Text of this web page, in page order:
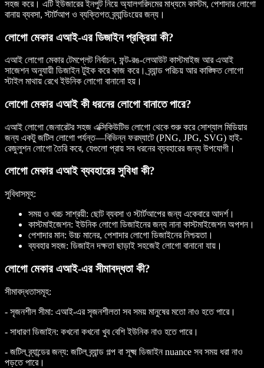
সহজ করে। এটি ইউজারের ইনপুট নিয়ে অ্যালগরিদমের মাধ্যমে কাস্টম, পেশাদার লোগো
বানায় ব্যবসা, স্টার্টআপ ও ব্যক্তিগত ব্র্যান্ডিংয়ের জন্য।
লোগো মেকার এআই-এর ডিজাইন প্রক্রিয়া কী?
এআই লোগো মেকার টেমপ্লেট নির্বাচন, ফন্ট-রঙ-লেআউট কাস্টমাইজ আর এআই
সাজেশন অনুযায়ী ডিজাইন টুইক করে কাজ করে। ব্র্যান্ড পরিচয় আর কাঙ্ক্ষিত লোগো
স্টাইল মাথায় রেখে ইউনিক লোগো বানানো হয়।
লোগো মেকার এআই কী ধরনের লোগো বানাতে পারে?
এআই লোগো জেনারেটর সহজ এক্সিকিউটিভ লোগো থেকে শুরু করে সোশ্যাল মিডিয়ার
জন্য একটু জটিল লোগো পর্যন্ত—বিভিন্ন ফরম্যাটে (PNG, JPG, SVG) হাই-
রেজুলুশন লোগো তৈরি করে, যেগুলো প্রায় সব ধরনের ব্যবহারের জন্য উপযোগী।
লোগো মেকার এআই ব্যবহারের সুবিধা কী?
সুবিধাসমূহ:
সময় ও খরচ সাশ্রয়ী: ছোট ব্যবসা ও স্টার্টআপের জন্য একেবারে আদর্শ।
কাস্টমাইজেশন: ইউনিক লোগো ডিজাইনের জন্য নানা কাস্টমাইজেশন অপশন।
পেশাদার মান: উচ্চ মানের, পেশাদার লোগো ডিজাইনের নিশ্চয়তা।
ব্যবহার সহজ: ডিজাইন দক্ষতা ছাড়াই সহজেই লোগো বানানো যায়।
লোগো মেকার এআই-এর সীমাবদ্ধতা কী?
সীমাবদ্ধতাসমূহ:
- সৃজনশীল সীমা: এআই-এর সৃজনশীলতা সব সময় মানুষের মতো নাও হতে পারে।
- সাধারণ ডিজাইন: কখনো কখনো খুব বেশি ইউনিক নাও হতে পারে।
- জটিল ব্র্যান্ডের জন্য: জটিল ব্র্যান্ড গল্প বা সূক্ষ্ম ডিজাইন nuance সব সময় ধরা নাও
পড়তে পারে।